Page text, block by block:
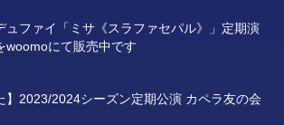
ュファイ「ミサ《スラファセパル》」定期演
woomoにて販売中です
】2023/2024シーズン定期公演 カペラ友の会